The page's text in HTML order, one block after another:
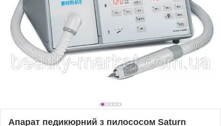
Апарат педикюрний з пилососом Saturn